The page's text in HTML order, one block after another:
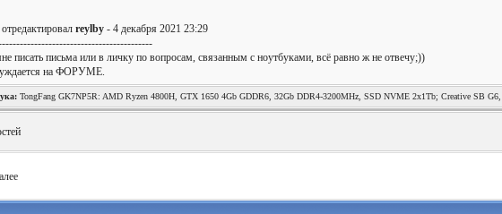
reylby- 4 декабря 2021 23:29
писать письма или в личку по вопросам, связанным с ноутбуками, всё равно ж не отвечу;))
на ФОРУМЕ.
TongFang GK7NP5R: AMD Ryzen 4800H, GTX 1650 4Gb GDDR6, 32Gb DDR4-3200MHz, SSD NVME 2x1Tb; Creative SB
x64, etc.